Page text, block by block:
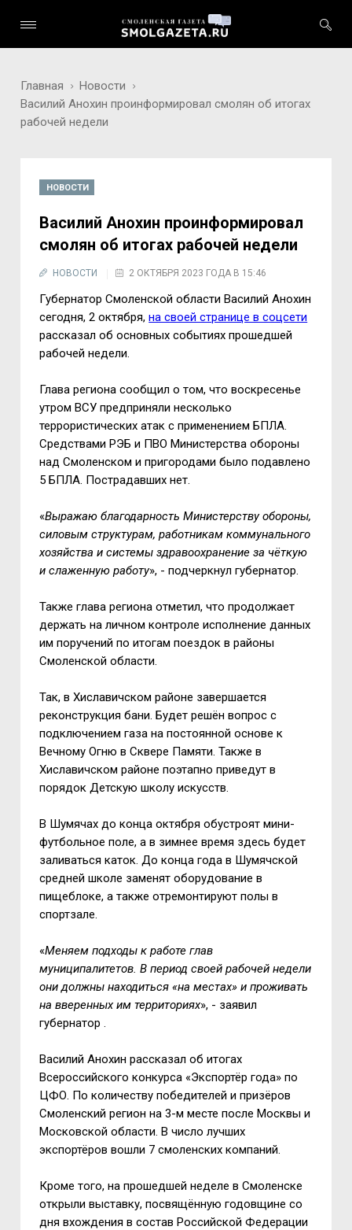
Главная
Новости
Василий Анохин проинформировал смолян об итогах
рабочей недели
НОВОСТИ
Василий Анохин проинформировал
смолян об итогах рабочей недели
НОВОСТИ 2 ОКТЯБРЯ 2023 ГОДА В 15:46
Губернатор Смоленской области Василий Анохин
сегодня, 2 октября,на своей странице в соцсети
рассказал об основных событиях прошедшей
рабочей недели.
Глава региона сообщил о том, что воскресенье
утром ВСУ предприняли несколько
террористических атак с применением БПЛА.
Средствами РЭБ и ПВО Министерства обороны
над Смоленском и пригородами было подавлено
5 БПЛА. Пострадавших нет.
«Выражаю благодарность Министерству обороны,
силовым структурам, работникам коммунального
хозяйства и системы здравоохранение за чёткую
и слаженную работу», - подчеркнул губернатор.
Также глава региона отметил, что продолжает
держать на личном контроле исполнение данных
им поручений по итогам поездок в районы
Смоленской области.
Так, в Хиславичском районе завершается
реконструкция бани. Будет решён вопрос с
подключением газа на постоянной основе к
Вечному Огню в Сквере Памяти. Также в
Хиславичском районе поэтапно приведут в
порядок Детскую школу искусств.
В Шумячах до конца октября обустроят мини-
футбольное поле, а в зимнее время здесь будет
заливаться каток. До конца года в Шумячской
средней школе заменят оборудование в
пищеблоке, а также отремонтируют полы в
спортзале.
«Меняем подходы к работе глав
муниципалитетов. В период своей рабочей недели
они должны находиться «на местах» и проживать
на вверенных им территориях», - заявил
губернатор .
Василий Анохин рассказал об итогах
Всероссийского конкурса «Экспортёр года» по
ЦФО. По количеству победителей и призёров
Смоленский регион на 3-м месте после Москвы и
Московской области. В число лучших
экспортёров вошли 7 смоленских компаний.
Кроме того, на прошедшей неделе в Смоленске
открыли выставку, посвящённую годовщине со
дня вхождения в состав Российской Федерации